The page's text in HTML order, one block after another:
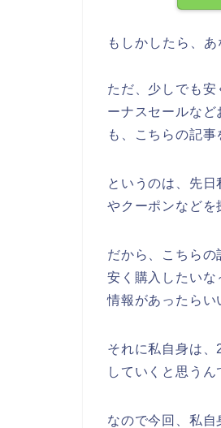
もしかしたら、
ただ、少しでも
ーナスセールなど
も、こちらの記
というのは、先
やクーポンなどを
だから、こちら
安く購入したい
情報があったらい
それに私自身は
していくと思うん
なので今回、私